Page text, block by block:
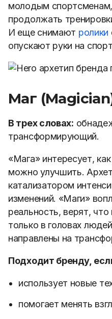
молодым
продолжать
И еще снимают ролики
опускают руки на
Маг
В трех словах:
трансформирующий.
«Мага» интересует,
можно улучшить.
катализатором
изменений. «Маги»
реальность, верят,
только в головах
направлены на
Подходит бренду,
использует новые
помогает менять